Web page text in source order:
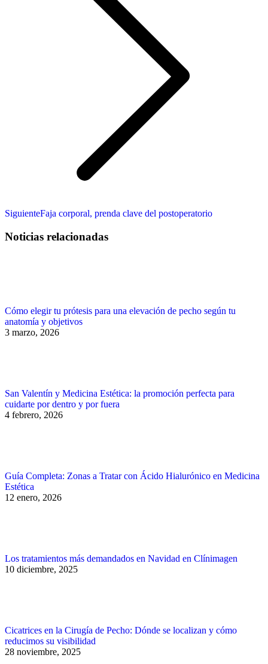
SiguientePublicación
Faja corporal, prenda clave del postoperatorio
Noticias relacionadas
Cómo elegir tu prótesis para una elevación de pecho según tu
anatomía y objetivos
3 marzo, 2026
San Valentín y Medicina Estética: la promoción perfecta para
cuidarte por dentro y por fuera
4 febrero, 2026
Guía Completa: Zonas a Tratar con Ácido Hialurónico en Medicina
Estética
12 enero, 2026
Los tratamientos más demandados en Navidad en Clínimagen
10 diciembre, 2025
Cicatrices en la Cirugía de Pecho: Dónde se localizan y cómo
reducimos su visibilidad
28 noviembre, 2025